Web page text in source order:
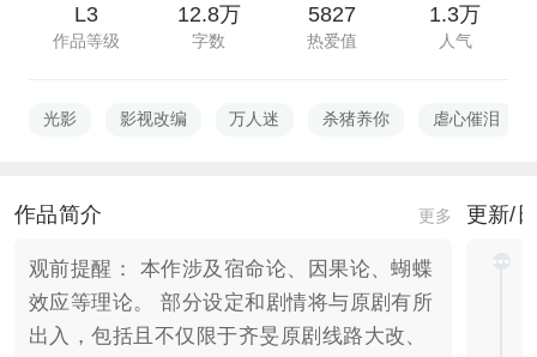
L3
作品等级
12.8万
字数
5827
热爱值
1.3万
人气
光影 影视改编 万人迷 杀猪养你 虐心催泪
作品简介 更多
观前提醒： 本作涉及宿命论、因果论、蝴蝶
效应等理论。 部分设定和剧情将与原剧有所
出入，包括且不仅限于齐旻原剧线路大改、
更新/